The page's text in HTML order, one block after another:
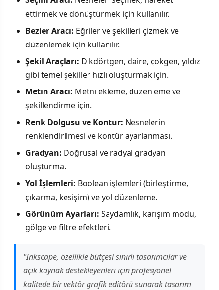
ettirmek ve dönüştürmek için kullanılır.
Bezier Aracı: Eğriler ve şekilleri çizmek ve
düzenlemek için kullanılır.
Şekil Araçları: Dikdörtgen, daire, çokgen, yıldız
gibi temel şekiller hızlı oluşturmak için.
Metin Aracı: Metni ekleme, düzenleme ve
şekillendirme için.
Renk Dolgusu ve Kontur: Nesnelerin
renklendirilmesi ve kontür ayarlanması.
Gradyan: Doğrusal ve radyal gradyan
oluşturma.
Yol İşlemleri: Boolean işlemleri (birleştirme,
çıkarma, kesişim) ve yol düzenleme.
Görünüm Ayarları: Saydamlık, karışım modu,
gölge ve filtre efektleri.
"Inkscape, özellikle bütçesi sınırlı tasarımcılar ve
açık kaynak destekleyenleri için profesyonel
kalitede bir vektör grafik editörü sunarak tasarım